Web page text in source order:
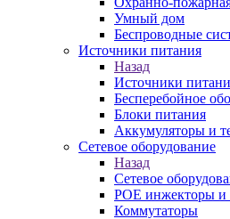
Умный дом
Беспроводные
Источники питания
Назад
Источники
Бесперебойное
Блоки питания
Аккумуляторы и
Сетевое оборудование
Назад
Сетевое
POE инжекторы и
Коммутаторы